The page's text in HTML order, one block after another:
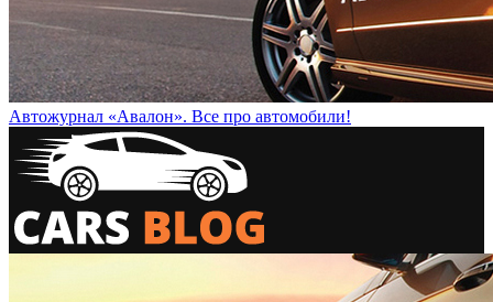
Автожурнал «Авалон». Все про автомобили!